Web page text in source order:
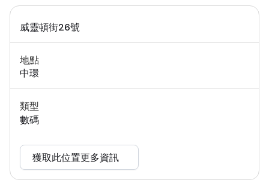
威靈頓街26號
地點
中環
類型
數碼
獲取此位置更多資訊